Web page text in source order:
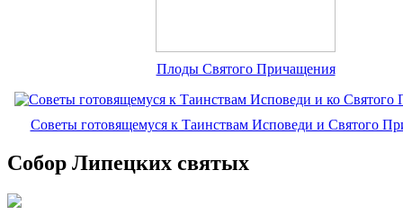
Плоды Святого Причащения
Советы готовящемуся к Таинствам Исповеди и Святого
Собор Липецких святых